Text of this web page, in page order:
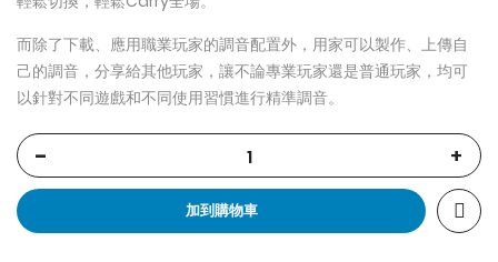
而除了下載、應用職業玩家的調音配置外，用家可以製作、上傳自
己的調音，分享給其他玩家，讓不論專業玩家還是普通玩家，均可
以針對不同遊戲和不同使用習慣進行精準調音。
- +
加到購物車